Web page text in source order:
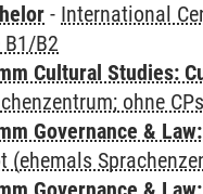
- International
B1/B2
Cultural Studies:
ohne
Governance &
(ehemals